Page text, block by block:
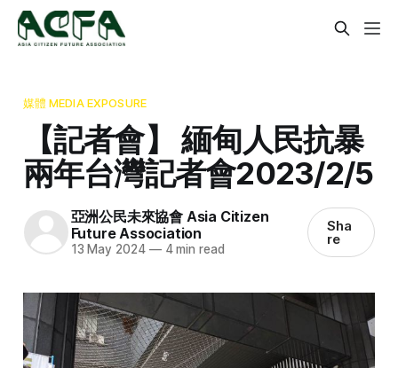
媒體 MEDIA EXPOSURE
【記者會】 緬甸人民抗暴
兩年台灣記者會2023/2/5
亞洲公民未來協會 Asia Citizen
Future Association
13 May 2024 —4 min read
Sha
re